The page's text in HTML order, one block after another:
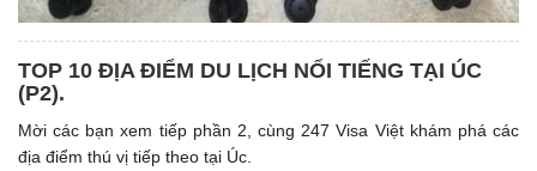
TOP 10 ĐỊA ĐIỂM DU LỊCH NỔI TIẾNG TẠI ÚC
(P2).
Mời các bạn xem tiếp phần 2, cùng 247 Visa Việt khám phá các
địa điểm thú vị tiếp theo tại Úc.